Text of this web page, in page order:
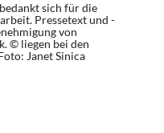
sich für die
Pressetext und -
von
© liegen bei den
Janet Sinica